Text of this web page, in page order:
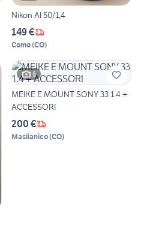
Nikon AI 50/1,4
149 €
Como(CO)
6
MEIKE E MOUNT SONY 33 1.4 +
ACCESSORI
200 €
Maslianico(CO)